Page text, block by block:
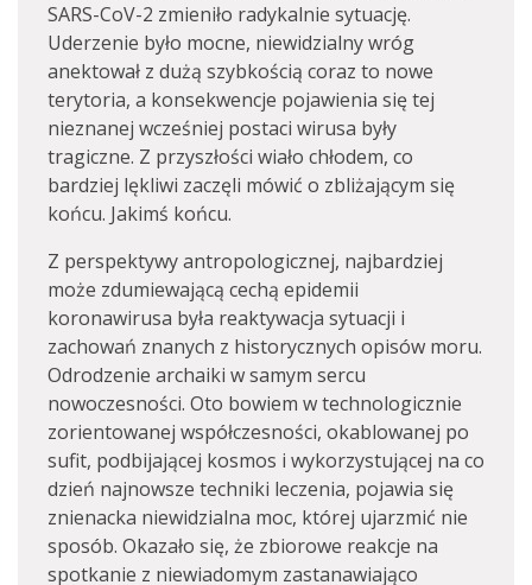
SARS-CoV-2 zmieniło radykalnie sytuację.
Uderzenie było mocne, niewidzialny wróg
anektował z dużą szybkością coraz to nowe
terytoria, a konsekwencje pojawienia się tej
nieznanej wcześniej postaci wirusa były
tragiczne. Z przyszłości wiało chłodem, co
bardziej lękliwi zaczęli mówić o zbliżającym się
końcu. Jakimś końcu.
Z perspektywy antropologicznej, najbardziej
może zdumiewającą cechą epidemii
koronawirusa była reaktywacja sytuacji i
zachowań znanych z historycznych opisów moru.
Odrodzenie archaiki w samym sercu
nowoczesności. Oto bowiem w technologicznie
zorientowanej współczesności, okablowanej po
sufit, podbijającej kosmos i wykorzystującej na co
dzień najnowsze techniki leczenia, pojawia się
znienacka niewidzialna moc, której ujarzmić nie
sposób. Okazało się, że zbiorowe reakcje na
spotkanie z niewiadomym zastanawiająco